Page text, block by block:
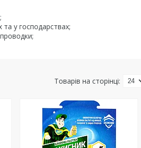
у господарствах;